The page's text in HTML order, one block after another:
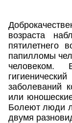
возраста
пятилетнего
папилломы
человеком.
заболеваний
или
Болеют люди
двумя